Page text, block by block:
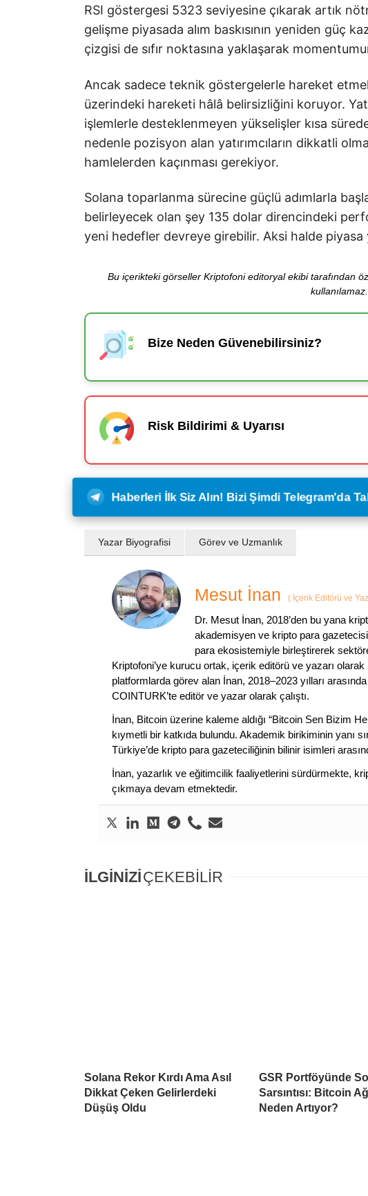
RSI göstergesi 5323 seviyesine çıkarak artık
gelişme piyasada alım baskısının yeniden güç
çizgisi de sıfır noktasına yaklaşarak
Ancak sadece teknik göstergelerle hareket
üzerindeki hareketi hâlâ belirsizliğini koruyor.
işlemlerle desteklenmeyen yükselişler kısa
nedenle pozisyon alan yatırımcıların dikkatli
hamlelerden kaçınması gerekiyor.
Solana toparlanma sürecine güçlü adımlarla
belirleyecek olan şey 135 dolar direncindeki
yeni hedefler devreye girebilir. Aksi halde piyasa
Bu içerikteki görseller Kriptofoni editoryal ekibi tarafından
kullanılamaz.
Bize Neden Güvenebilirsiniz?
Risk Bildirimi & Uyarısı
Haberleri İlk Siz Alın! Bizi Şimdi Telegram'da
Yazar Biyografisi Görev ve Uzmanlık
Mesut İnan ( İçerik Editörü ve
Dr. Mesut İnan, 2018’den bu yana
akademisyen ve kripto para
para ekosistemiyle birleştirerek
Kriptofoni’ye kurucu ortak, içerik editörü ve yazarı
platformlarda görev alan İnan, 2018–2023 yılları
COINTURK’te editör ve yazar olarak çalıştı.
İnan, Bitcoin üzerine kaleme aldığı “Bitcoin Sen Bizim
kıymetli bir katkıda bulundu. Akademik birikiminin yanı
Türkiye’de kripto para gazeteciliğinin bilinir isimleri
İnan, yazarlık ve eğitimcilik faaliyetlerini sürdürmekte,
çıkmaya devam etmektedir.
İLGİNİZİÇEKEBİLİR
Solana Rekor Kırdı Ama Asıl
Dikkat Çeken Gelirlerdeki
Düşüş Oldu
GSR Portföyünde
Sarsıntısı: Bitcoin
Neden Artıyor?